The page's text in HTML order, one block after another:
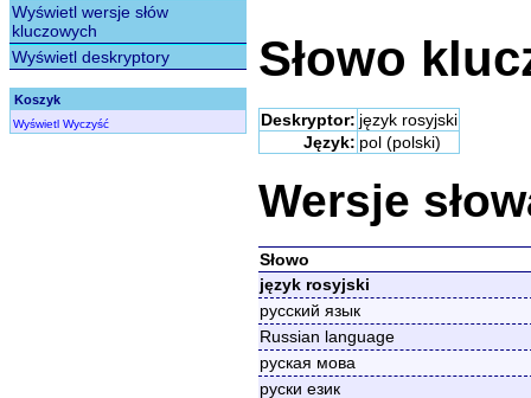
Wyświetl wersje słów
kluczowych
Wyświetl deskryptory
Koszyk
Wyświetl Wyczyść
Słowo
Deskryptor: język rosyjski
Język: pol (polski)
Wersje
Słowo
język rosyjski
русский язык
Russian language
руская мова
руски език